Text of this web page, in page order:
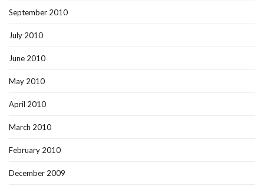
September 2010
July 2010
June 2010
May 2010
April 2010
March 2010
February 2010
December 2009